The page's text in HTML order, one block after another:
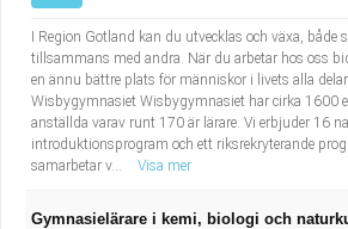
I Region Gotland kan du utvecklas och växa, både
tillsammans med andra. När du arbetar hos oss
en ännu bättre plats för människor i livets alla
Wisbygymnasiet Wisbygymnasiet har cirka 1600
anställda varav runt 170 är lärare. Vi erbjuder 16
introduktionsprogram och ett riksrekryterande
samarbetar v...
Visa mer
Gymnasielärare i kemi, biologi och